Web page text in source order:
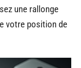
une rallonge
votre position de